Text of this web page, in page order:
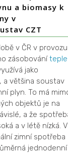
a biomasy k
v
CZT
v ČR v provozu
zásobování
jako
a většina soustav
plyn. To má
objektů je na
a že
a v létě nízká. V
zimní spotřeba
jednodenní